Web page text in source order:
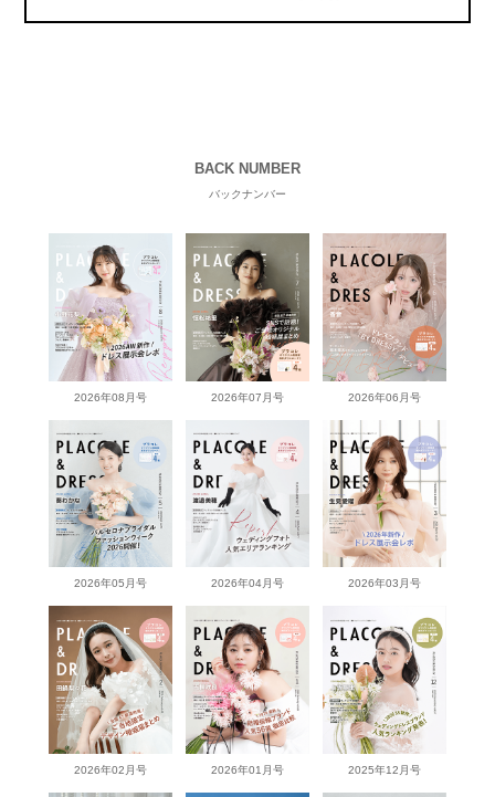
BACK NUMBER
バックナンバー
2026年08月号 2026年07月号 2026年06月号
2026年05月号 2026年04月号 2026年03月号
2026年02月号 2026年01月号 2025年12月号